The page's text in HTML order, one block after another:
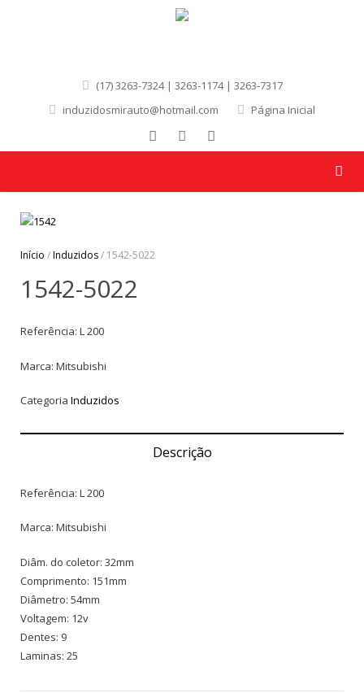
(17) 3263-7324 | 3263-1174 | 3263-7317
induzidosmirauto@hotmail.com
Página Inicial
Início /Induzidos/ 1542-5022
1542-5022
Referência: L 200
Marca: Mitsubishi
Categoria Induzidos
Descrição
Referência: L 200
Marca: Mitsubishi
Diâm. do coletor: 32mm
Comprimento: 151mm
Diâmetro: 54mm
Voltagem: 12v
Dentes: 9
Laminas: 25